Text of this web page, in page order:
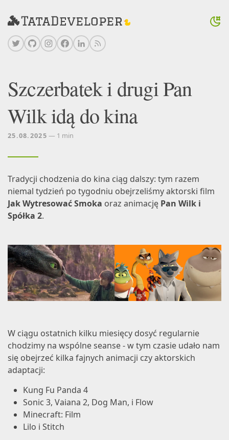
Szczerbatek i drugi Pan
Wilk idą do kina
25.08.2025 — 1 min
Tradycji chodzenia do kina ciąg dalszy: tym razem
niemal tydzień po tygodniu obejrzeliśmy aktorski film
Jak Wytresować Smoka oraz animację Pan Wilk i
Spółka 2.
W ciągu ostatnich kilku miesięcy dosyć regularnie
chodzimy na wspólne seanse - w tym czasie udało nam
się obejrzeć kilka fajnych animacji czy aktorskich
adaptacji:
Kung Fu Panda 4
Sonic 3, Vaiana 2, Dog Man, i Flow
Minecraft: Film
Lilo i Stitch